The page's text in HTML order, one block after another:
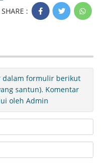
SHARE :
dalam formulir berikut
santun). Komentar
oleh Admin